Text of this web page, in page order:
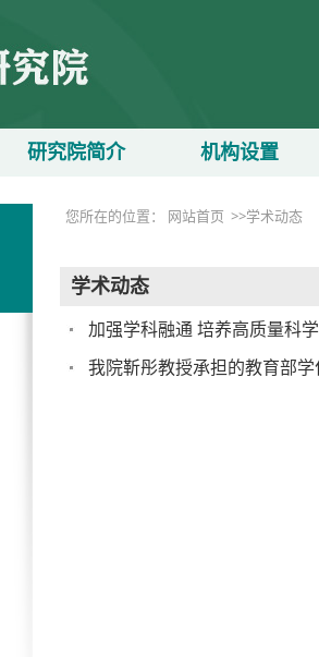
研究院简介 机构设置
您所在的位置： 网站首页 >>学术动态
学术动态
加强学科融通 培养高质量科
我院靳彤教授承担的教育部